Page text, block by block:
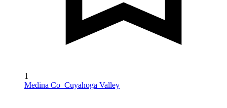
1
Medina Co_Cuyahoga Valley